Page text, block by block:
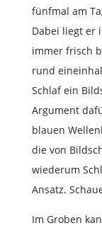
fünfmal am
Dabei liegt er
immer frisch
rund
Schlaf ein
Argument
blauen
die von
wiederum
Ansatz.
Im Groben